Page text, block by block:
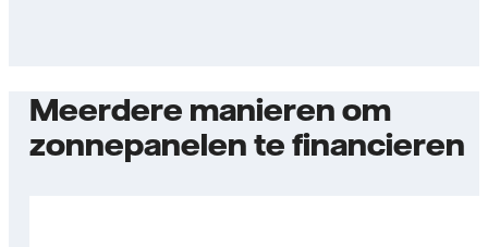
Meerdere manieren om
zonnepanelen te financieren